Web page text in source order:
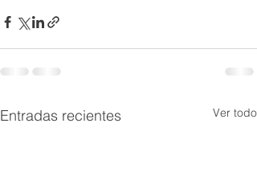
Entradas recientes Ver todo